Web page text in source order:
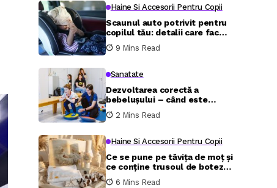
Haine Si Accesorii Pentru Copii
Scaunul auto potrivit pentru
copilul tău: detalii care fac
diferența în siguranță și
confort
9 Mins Read
Sanatate
Dezvoltarea corectă a
bebelușului – când este
necesară kinetoterapia și care
sunt beneficiile?
2 Mins Read
Haine Si Accesorii Pentru Copii
Ce se pune pe tăvița de moț și
ce conține trusoul de botez
complet
6 Mins Read